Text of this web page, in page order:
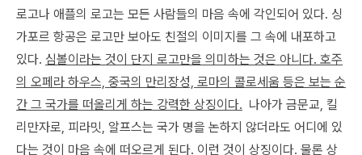
로고나 애플의 로고는 모든 사람들의 마음 속에 각인되어 있다. 싱
가포르 항공은 로고만 보아도 친절의 이미지를 그 속에 내포하고
있다. 심볼이라는 것이 단지 로고만을 의미하는 것은 아니다. 호주
의 오페라 하우스, 중국의 만리장성, 로마의 콜로세움 등은 보는 순
간 그 국가를 떠올리게 하는 강력한 상징이다. 나아가 금문교, 킬
리만자로, 피라밋, 알프스는 국가 명을 논하지 않더라도 어디에 있
다는 것이 마음 속에 떠오르게 된다. 이런 것이 상징이다. 물론 상